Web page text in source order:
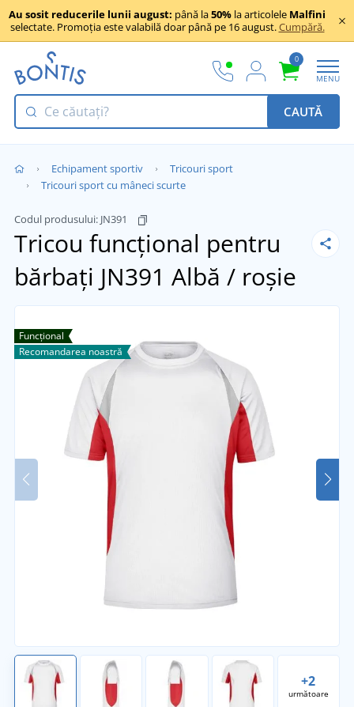
Au sosit reducerile lunii august: până la50% la articolele Malfini
selectate. Promoția este valabilă doar până pe 16 august.Cumpără.
0
MENU
CAUTĂ
Echipament sportiv
Tricouri sport
Tricouri sport cu mâneci scurte
Codul produsului: JN391
Tricou funcțional pentru
bărbați JN391 Albă / roșie
+2
următoare
Funcțional
Recomandarea noastră